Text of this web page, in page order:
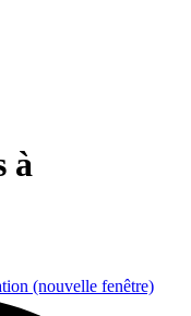
à
(nouvelle fenêtre)